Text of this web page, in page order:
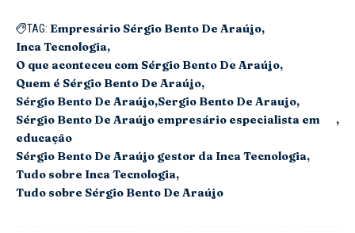
TAG: Empresário Sérgio Bento De Araújo
Inca Tecnologia
O que aconteceu com Sérgio Bento De Araújo
Quem é Sérgio Bento De Araújo
Sérgio Bento De Araújo Sergio Bento De Araujo
Sérgio Bento De Araújo empresário especialista em
educação
Sérgio Bento De Araújo gestor da Inca Tecnologia
Tudo sobre Inca Tecnologia
Tudo sobre Sérgio Bento De Araújo